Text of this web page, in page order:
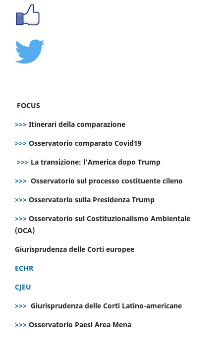
FOCUS
>>> Itinerari della comparazione
>>> Osservatorio comparato Covid19
>>> La transizione: l’America dopo Trump
>>> Osservatorio sul processo costituente cileno
>>> Osservatorio sulla Presidenza Trump
>>> Osservatorio sul Costituzionalismo Ambientale
(OCA)
Giurisprudenza delle Corti europee
ECHR
CJEU
>>> Giurisprudenza delle Corti Latino-americane
>>> Osservatorio Paesi Area Mena